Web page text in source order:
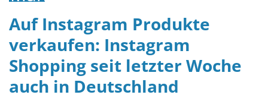
2018
Auf Instagram Produkte
verkaufen: Instagram
Shopping seit letzter Woche
auch in Deutschland